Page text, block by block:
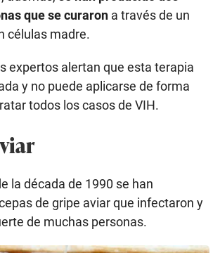
que se curaron a través de un
células madre.
expertos alertan que esta terapia
y no puede aplicarse de forma
todos los casos de VIH.
la década de 1990 se han
de gripe aviar que infectaron y
de muchas personas.